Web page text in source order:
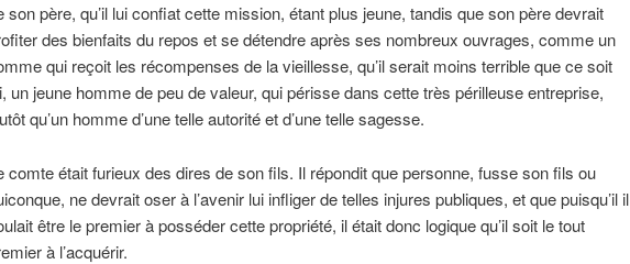
son père, qu’il lui confiat cette mission, étant plus jeune, tandis que son père devrait
des bienfaits du repos et se détendre après ses nombreux ouvrages, comme un
qui reçoit les récompenses de la vieillesse, qu’il serait moins terrible que ce soit
un jeune homme de peu de valeur, qui périsse dans cette très périlleuse entreprise,
qu’un homme d’une telle autorité et d’une telle sagesse.
comte était furieux des dires de son fils. Il répondit que personne, fusse son fils ou
ne devrait oser à l’avenir lui infliger de telles injures publiques, et que puisqu’il il
être le premier à posséder cette propriété, il était donc logique qu’il soit le tout
à l’acquérir.